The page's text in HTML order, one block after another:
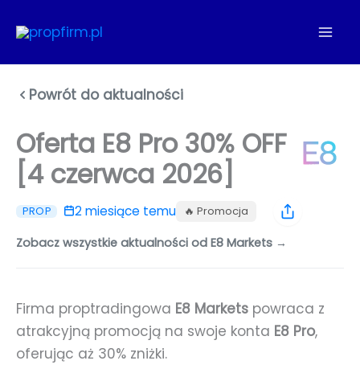
do
Powrót do aktualności
Oferta E8 Pro 30% OFF
[4 czerwca 2026]
PROP 2 miesiące temu 🔥 Promocja
Zobacz wszystkie aktualności od E8 Markets →
Firma proptradingowa E8 Markets powraca z
atrakcyjną promocją na swoje konta E8 Pro,
oferując aż 30% zniżki.